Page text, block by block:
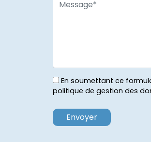
En soumettant ce
politique de gestion des